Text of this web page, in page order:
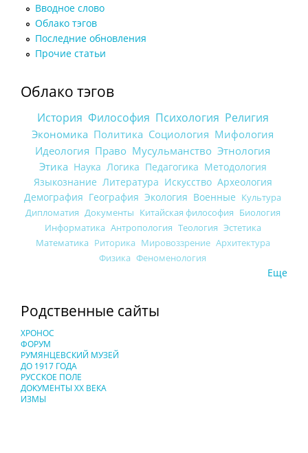
Вводное слово
Облако тэгов
Последние обновления
Прочие статьи
Облако тэгов
История Философия Психология Религия
Экономика Политика Социология Мифология
Идеология Право Мусульманство Этнология
Этика Наука Логика Педагогика Методология
Языкознание Литература Искусство Археология
Демография География Экология Военные Культура
Дипломатия Документы Китайская философия Биология
Информатика Антропология Теология Эстетика
Математика Риторика Мировоззрение Архитектура
Физика Феноменология
Еще
Родственные сайты
ХРОНОС
ФОРУМ
РУМЯНЦЕВСКИЙ МУЗЕЙ
ДО 1917 ГОДА
РУССКОЕ ПОЛЕ
ДОКУМЕНТЫ XX ВЕКА
ИЗМЫ